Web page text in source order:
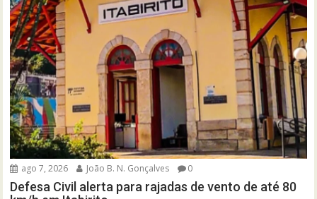
ago 7, 2026 João B. N. Gonçalves 0
Defesa Civil alerta para rajadas de vento de até 80